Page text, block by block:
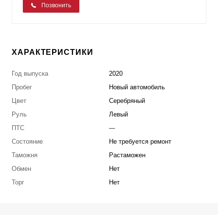
Позвонить
ХАРАКТЕРИСТИКИ
Год выпуска
2020
Пробег
Новый автомобиль
Цвет
Серебряный
Руль
Левый
ПТС
---
Состояние
Не требуется ремонт
Таможня
Растаможен
Обмен
Нет
Торг
Нет